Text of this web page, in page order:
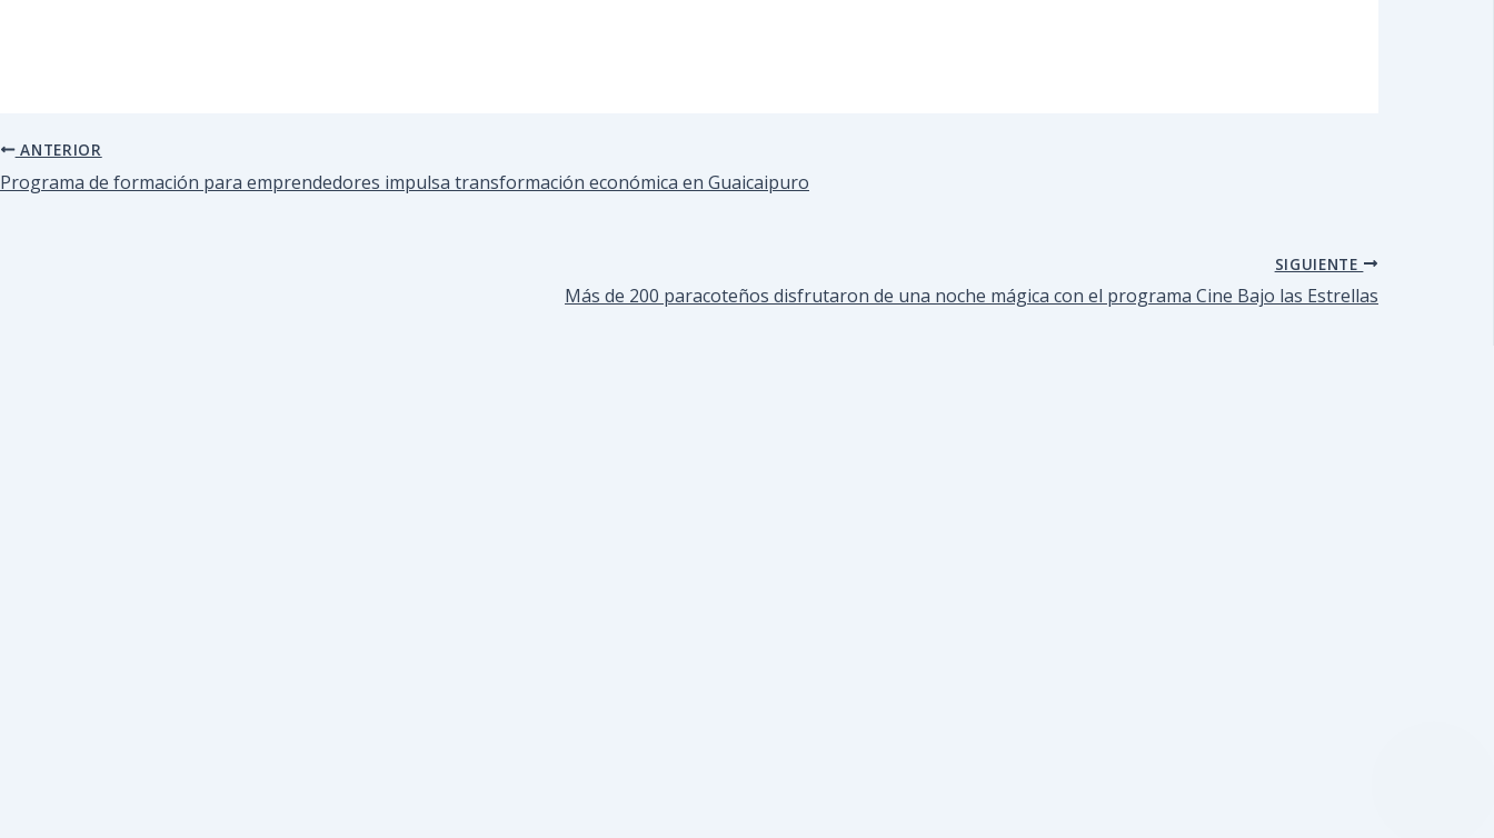
ANTERIOR
Programa de formación para emprendedores impulsa transformación económica en Guaicaipuro
SIGUIENTE
Más de 200 paracoteños disfrutaron de una noche mágica con el programa Cine Bajo las Estrellas